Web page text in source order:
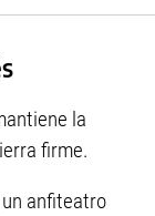
la
firme.
anfiteatro